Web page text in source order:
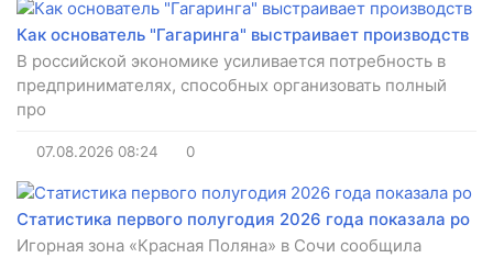
Как основатель "Гагаринга" выстраивает производств
В российской экономике усиливается потребность в
предпринимателях, способных организовать полный
про
07.08.2026 08:24 0
Статистика первого полугодия 2026 года показала ро
Игорная зона «Красная Поляна» в Сочи сообщила